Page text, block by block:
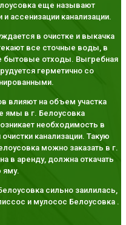
еще называют
ассенизации канализации.
в очистке и выкачка
все сточные воды, в
бытовые отходы. Выгребная
герметично со
влияют на объем участка
ямы в г. Белоусовка
необходимость в
канализации. Такую
можно заказать в г.
в аренду, должна откачать
яму.
сильно заилилась,
и мулосос Белоусовка .